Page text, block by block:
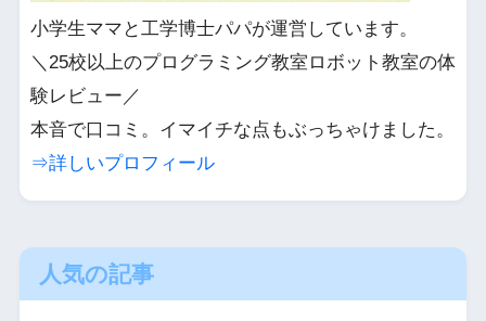
小学生ママと工学博士パパが運営しています。
＼25校以上のプログラミング教室ロボット教室の体
験レビュー／
本音で口コミ。イマイチな点もぶっちゃけました。
⇒詳しいプロフィール
人気の記事